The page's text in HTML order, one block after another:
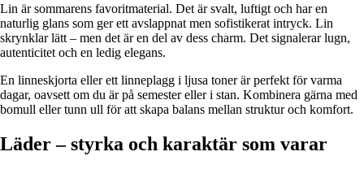
Lin är sommarens favoritmaterial. Det är svalt, luftigt och har en
naturlig glans som ger ett avslappnat men sofistikerat intryck. Lin
skrynklar lätt – men det är en del av dess charm. Det signalerar lugn,
autenticitet och en ledig elegans.
En linneskjorta eller ett linneplagg i ljusa toner är perfekt för varma
dagar, oavsett om du är på semester eller i stan. Kombinera gärna med
bomull eller tunn ull för att skapa balans mellan struktur och komfort.
Läder – styrka och karaktär som varar